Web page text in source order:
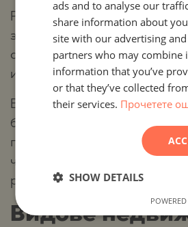
Районът предлага както
за нанасяне къщи, така и
строителство или парцели
индивидуални проекти.
Всички тези предимства
балансиран избор за
престижна локация с
чиста природна среда и
реализиране на имот с
Видове
ads and to analyse our
share information about
site with our advertising
partners who may combine
information that you’ve
or that they’ve collected
their services. Прочетете
SHOW DETAILS